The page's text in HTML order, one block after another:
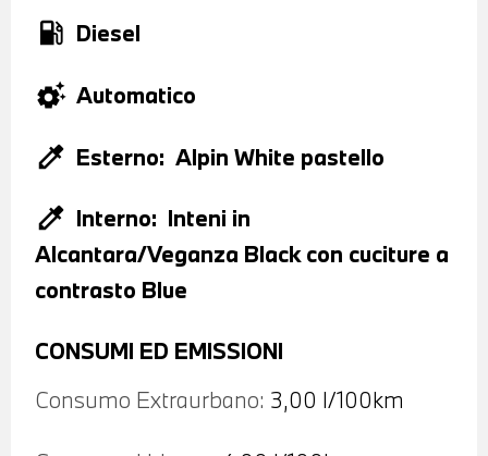
local_gas_station Diesel
settings_suggest Automatico
colorize Esterno: Alpin White pastello
colorize Interno: Inteni in
Alcantara/Veganza Black con cuciture a
contrasto Blue
CONSUMI ED EMISSIONI
Consumo Extraurbano: 3,00 l/100km